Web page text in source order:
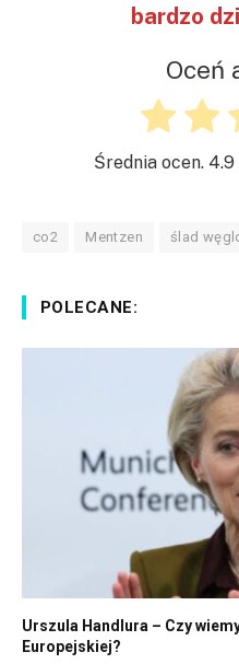
bardzo
Oceń
Średnia ocen. 4.9
co2 Mentzen ślad
POLECANE:
Urszula Handlura – Czy
Europejskiej?